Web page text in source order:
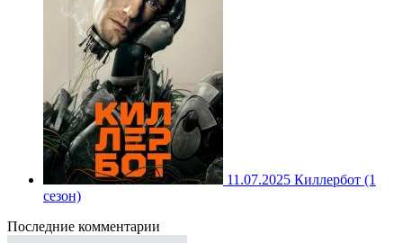
11.07.2025 Киллербот (1
сезон)
Последние комментарии